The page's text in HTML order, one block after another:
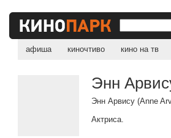
афиша киночтиво кино на тв
Энн
Энн Арвису (Anne
Актриса.